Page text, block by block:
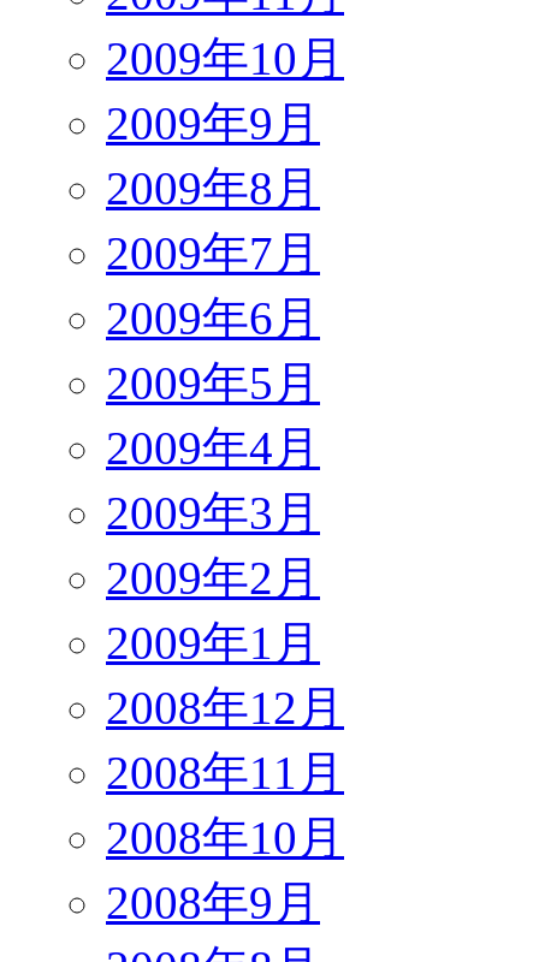
2009年10月
2009年9月
2009年8月
2009年7月
2009年6月
2009年5月
2009年4月
2009年3月
2009年2月
2009年1月
2008年12月
2008年11月
2008年10月
2008年9月